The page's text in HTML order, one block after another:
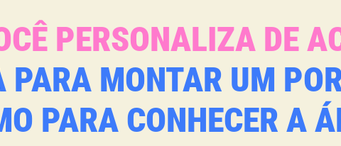
PERSONALIZA DE
PARA MONTAR UM
PARA CONHECER A